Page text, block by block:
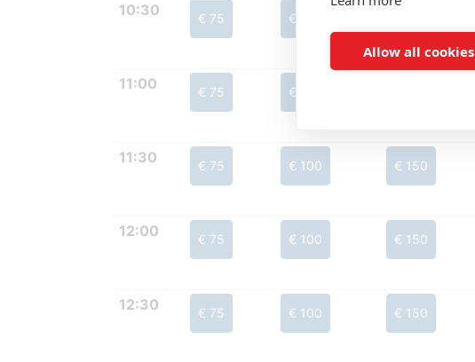
10:30 € 75 € 100
11:00 € 75 € 100
11:30 € 75 € 100 € 150
12:00 € 75 € 100 € 150
12:30 € 75 € 100 € 150
Allow all cookies